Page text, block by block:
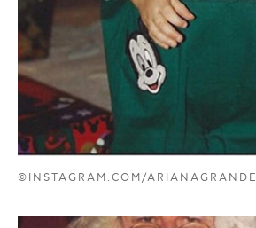
©INSTAGRAM.COM/ARIANAGRANDE